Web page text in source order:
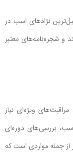
نژادهای اسب در
و شجره‌نامه‌های معتبر
مراقبت‌های ویژه‌ای نیاز
بررسی‌های دوره‌ای
جمله مواردی است که